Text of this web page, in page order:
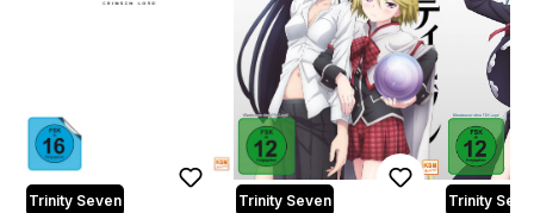
Trinity Seven Trinity Seven Trinity